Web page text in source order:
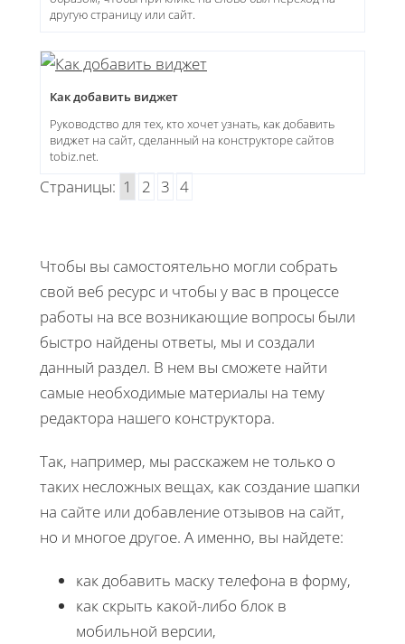
другую страницу или сайт.
Как добавить виджет
Руководство для тех, кто хочет узнать, как добавить
виджет на сайт, сделанный на конструкторе сайтов
tobiz.net.
Страницы: 1 2 3 4
Чтобы вы самостоятельно могли собрать
свой веб ресурс и чтобы у вас в процессе
работы на все возникающие вопросы были
быстро найдены ответы, мы и создали
данный раздел. В нем вы сможете найти
самые необходимые материалы на тему
редактора нашего конструктора.
Так, например, мы расскажем не только о
таких несложных вещах, как создание шапки
на сайте или добавление отзывов на сайт,
но и многое другое. А именно, вы найдете:
как добавить маску телефона в форму,
как скрыть какой-либо блок в
мобильной версии,